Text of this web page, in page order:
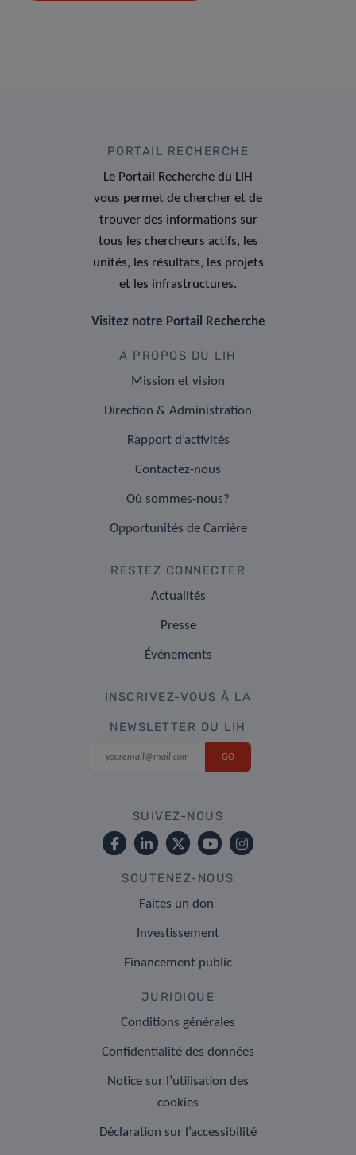
PORTAIL RECHERCHE
Le Portail Recherche du LIH
vous permet de chercher et de
trouver des informations sur
tous les chercheurs actifs, les
unités, les résultats, les projets
et les infrastructures.
Visitez notre Portail Recherche
A PROPOS DU LIH
Mission et vision
Direction & Administration
Rapport d’activités
Contactez-nous
Où sommes-nous?
Opportunités de Carrière
RESTEZ CONNECTER
Actualités
Presse
Événements
INSCRIVEZ-VOUS À LA
NEWSLETTER DU LIH
SUIVEZ-NOUS
SOUTENEZ-NOUS
Faites un don
Investissement
Financement public
JURIDIQUE
Conditions générales
Confidentialité des données
Notice sur l’utilisation des
cookies
Déclaration sur l’accessibilité